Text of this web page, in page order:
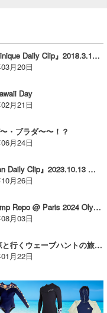
『Martinique Daily Clip』2018.3.19 @ Basse Pointe
月20日
Day
月21日
・ブラダ〜〜！？
月24日
『Japan Daily Clip』2023.10.13 @ Shikoku / vol.3
月26日
8/2 Comp Repo @ Paris 2024 Olympics
月03日
三浦 涼と行くウェーブハントの旅 。。。 奄美大島！
月22日